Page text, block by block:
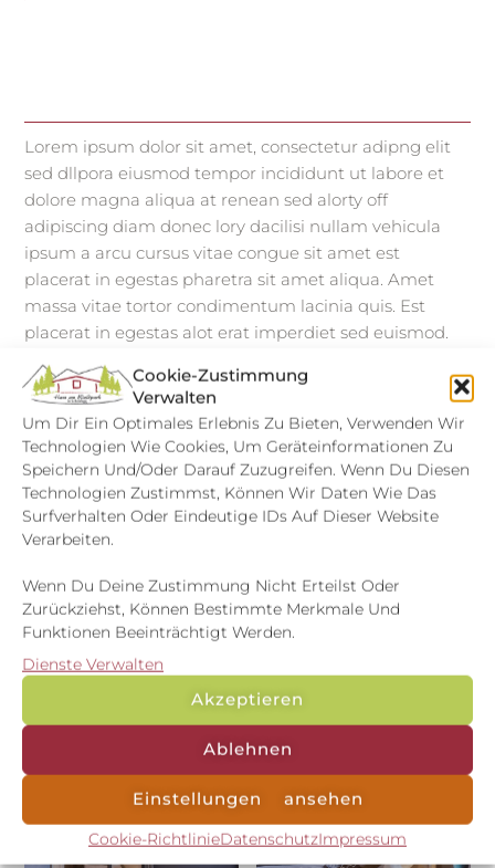
Cookie-Zustimmung
Verwalten
Um Dir Ein Optimales Erlebnis Zu Bieten, Verwenden Wir
Technologien Wie Cookies, Um Geräteinformationen Zu
Speichern Und/oder Darauf Zuzugreifen. Wenn Du Diesen
Technologien Zustimmst, Können Wir Daten Wie Das
Surfverhalten Oder Eindeutige IDs Auf Dieser Website
Verarbeiten.
Wenn Du Deine Zustimmung Nicht Erteilst Oder
Zurückziehst, Können Bestimmte Merkmale Und
Funktionen Beeinträchtigt Werden.
Dienste Verwalten
Akzeptieren
Ablehnen
Einstellungen ansehen
Cookie-RichtlinieDatenschutzImpressum
Lorem ipsum dolor sit amet, consectetur adipng elit
sed dllpora eiusmod tempor incididunt ut labore et
dolore magna aliqua at renean sed alorty off
adipiscing diam donec lory dacilisi nullam vehicula
ipsum a arcu cursus vitae congue sit amet est
placerat in egestas pharetra sit amet aliqua. Amet
massa vitae tortor condimentum lacinia quis. Est
placerat in egestas alot erat imperdiet sed euismod.
massa tempor nec feugiat nisl pretium fusce.